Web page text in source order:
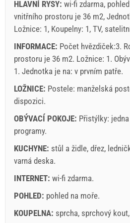
za_person), Registrace hostů
31.12.): 5 EUR (once - za_person)
Rezervovat a čekat
Pokud si nepřejete, aby si
otázky, prosím vyplňte je a klikněte
HLAVNÍ RYSY: wi-fi zdarma,
vnitřního prostoru je 36 m2,
Ložnice: 1, Koupelny: 1, TV,
INFORMACE: Počet hvězdiček:3.
prostoru je 36 m2. Ložnice: 1.
1. Jednotka je na: v prvním patře.
LOŽNICE: Postele: manželská
dispozici.
OBÝVACÍ POKOJE: Přistýlky:
programy.
KUCHYNE: stůl a židle, dřez,
varná deska.
INTERNET: wi-fi zdarma.
POHLED: pohled na moře.
KOUPELNA: sprcha, sprchový kout,